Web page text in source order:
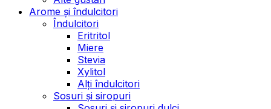
Arome și îndulcitori
Îndulcitori
Eritritol
Miere
Stevia
Xylitol
Alți îndulcitori
Sosuri și siropuri